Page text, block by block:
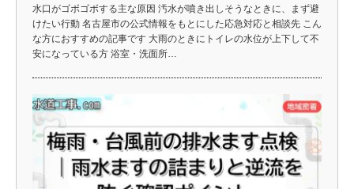
水口がゴボゴボする主な原因 汚水が噴き出しそうなときに、まず避
けたい行動 名古屋市の公式情報をもとにした応急対応と相談先 こん
な方におすすめの記事です 大雨のときにトイレの水位が上下して不
安になっている方 浴室・洗面所…